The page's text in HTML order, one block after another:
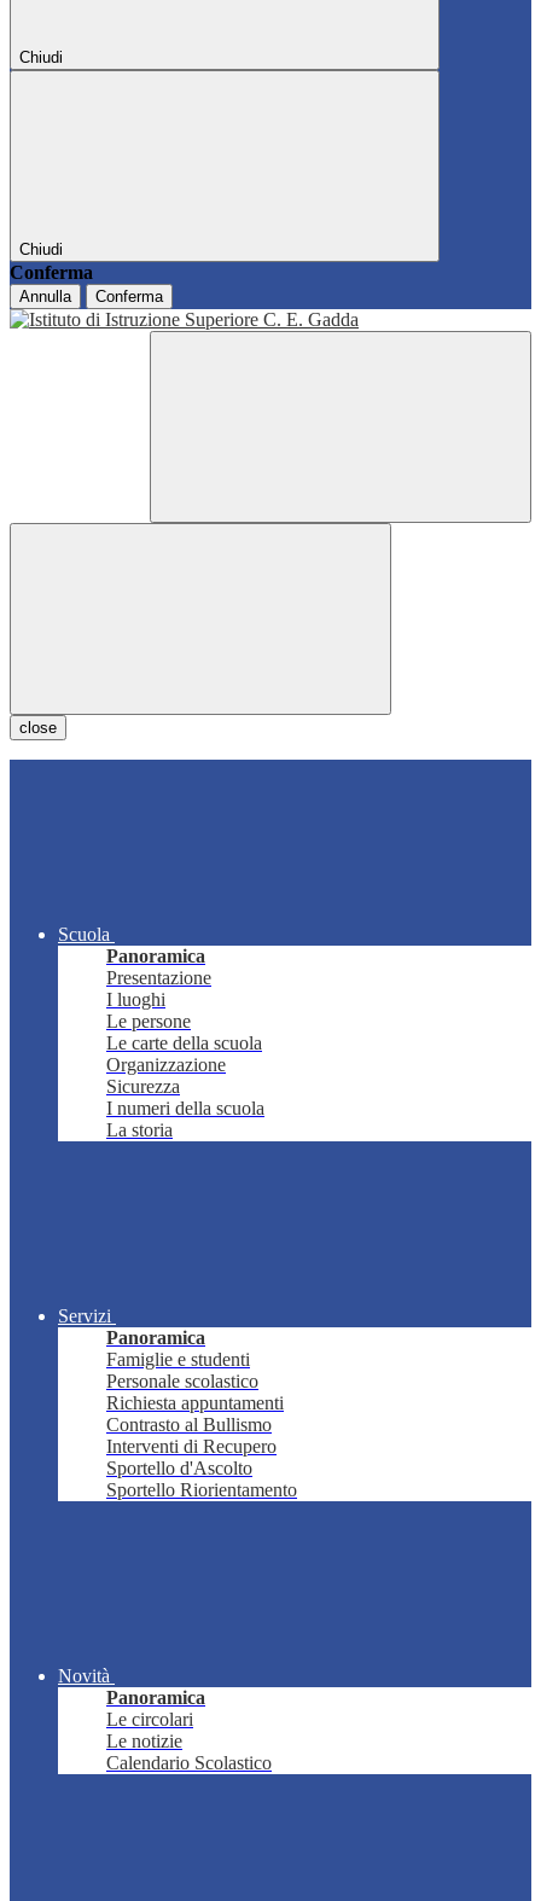
Chiudi
Chiudi
Conferma
Annulla Conferma
close
Scuola
Panoramica
Presentazione
I luoghi
Le persone
Le carte della scuola
Organizzazione
Sicurezza
I numeri della scuola
La storia
Servizi
Panoramica
Famiglie e studenti
Personale scolastico
Richiesta appuntamenti
Contrasto al Bullismo
Interventi di Recupero
Sportello d'Ascolto
Sportello Riorientamento
Novità
Panoramica
Le circolari
Le notizie
Calendario Scolastico